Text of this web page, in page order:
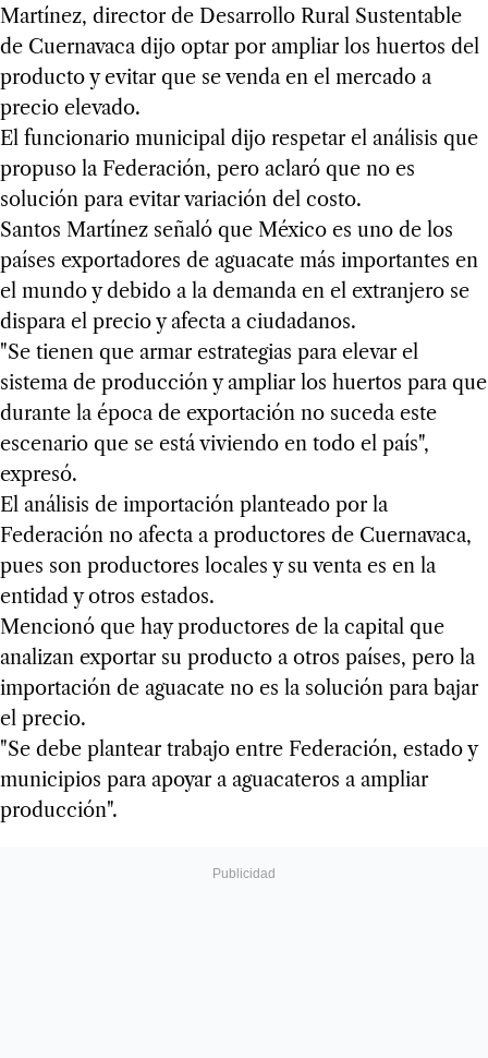
Martínez, director de Desarrollo Rural Sustentable
de Cuernavaca dijo optar por ampliar los huertos del
producto y evitar que se venda en el mercado a
precio elevado.
El funcionario municipal dijo respetar el análisis que
propuso la Federación, pero aclaró que no es
solución para evitar variación del costo.
Santos Martínez señaló que México es uno de los
países exportadores de aguacate más importantes en
el mundo y debido a la demanda en el extranjero se
dispara el precio y afecta a ciudadanos.
"Se tienen que armar estrategias para elevar el
sistema de producción y ampliar los huertos para que
durante la época de exportación no suceda este
escenario que se está viviendo en todo el país",
expresó.
El análisis de importación planteado por la
Federación no afecta a productores de Cuernavaca,
pues son productores locales y su venta es en la
entidad y otros estados.
Mencionó que hay productores de la capital que
analizan exportar su producto a otros países, pero la
importación de aguacate no es la solución para bajar
el precio.
"Se debe plantear trabajo entre Federación, estado y
municipios para apoyar a aguacateros a ampliar
producción".